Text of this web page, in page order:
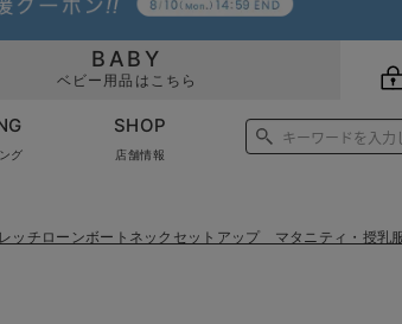
BABY
ベビー用品はこちら
グ
SHOP
店舗情報
ッチローンボートネックセットアップ マタニティ・授乳